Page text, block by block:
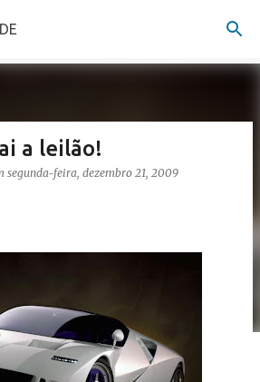
o conteúdo principal
a leilão!
segunda-feira, dezembro 21, 2009